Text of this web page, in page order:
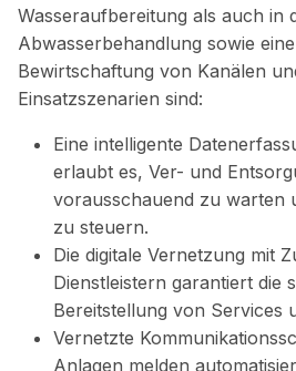
Wasseraufbereitung als auch in
Abwasserbehandlung sowie
Bewirtschaftung von Kanälen
Einsatzszenarien sind:
Eine intelligente
erlaubt es, Ver- und
vorausschauend zu warten
zu steuern.
Die digitale Vernetzung mit
Dienstleistern garantiert die
Bereitstellung von Services
Vernetzte
Anlagen melden